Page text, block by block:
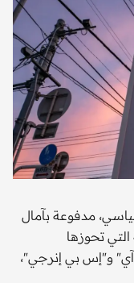
مدفوعة بآمال
تحوزها
آي" و"إس بي إنرجي"،